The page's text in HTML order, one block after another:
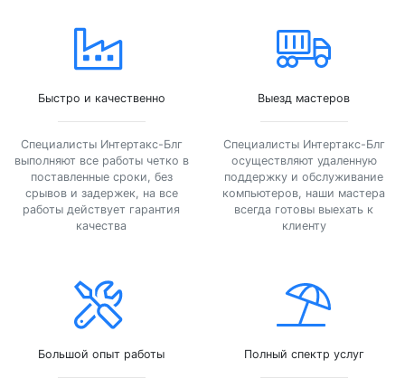
Быстро и качественно
Специалисты Интертакс-Блг
выполняют все работы четко в
поставленные сроки, без
срывов и задержек, на все
работы действует гарантия
качества
Выезд мастеров
Специалисты Интертакс-Блг
осуществляют удаленную
поддержку и обслуживание
компьютеров, наши мастера
всегда готовы выехать к
клиенту
Большой опыт работы Полный спектр услуг